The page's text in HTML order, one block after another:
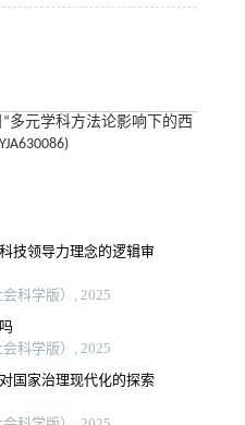
多元学科方法论影响下的西